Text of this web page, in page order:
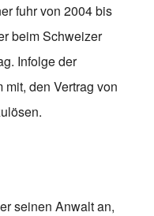
fuhr von 2004 bis
beim Schweizer
Infolge der
den Vertrag von
seinen Anwalt an,